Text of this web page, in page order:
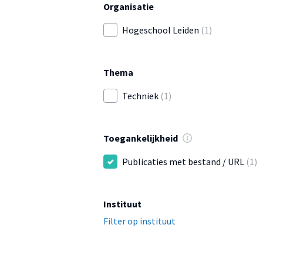
Organisatie
Hogeschool Leiden (1)
Thema
Techniek (1)
Toegankelijkheid
Publicaties met bestand / URL (1)
Instituut
Filter op instituut